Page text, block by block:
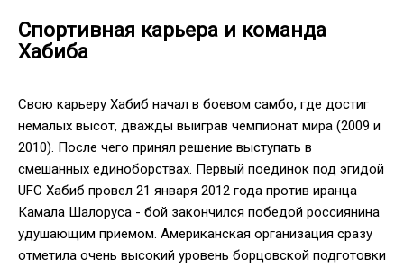
Спортивная карьера и команда
Хабиба
Свою карьеру Хабиб начал в боевом самбо, где достиг
немалых высот, дважды выиграв чемпионат мира (2009 и
2010). После чего принял решение выступать в
смешанных единоборствах. Первый поединок под эгидой
UFC Хабиб провел 21 января 2012 года против иранца
Камала Шалоруса - бой закончился победой россиянина
удушающим приемом. Американская организация сразу
отметила очень высокий уровень борцовской подготовки